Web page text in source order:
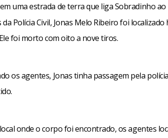
uma estrada de terra que liga Sobradinho ao
Polícia Civil, Jonas Melo Ribeiro foi localizado
foi morto com oito a nove tiros.
os agentes, Jonas tinha passagem pela
onde o corpo foi encontrado, os agentes